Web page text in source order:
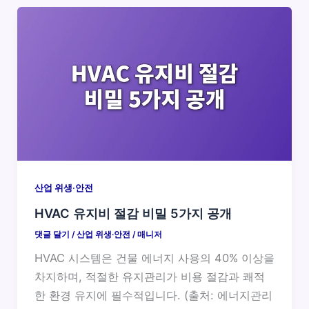
산업 위생·안전
HVAC 유지비 절감 비밀 5가지 공개
댓글 달기 /산업 위생·안전 /매니저
HVAC 시스템은 건물 에너지 사용의 40% 이상을
차지하며, 적절한 유지관리가 비용 절감과 쾌적
한 환경 유지에 필수적입니다. (출처: 에너지관리